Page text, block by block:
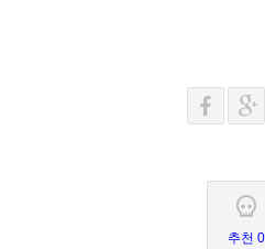
추천 0